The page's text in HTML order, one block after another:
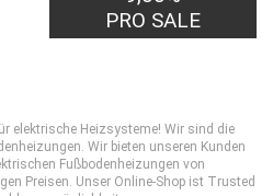
PRO SALE
elektrische Heizsysteme! Wir sind die
Wir bieten unseren Kunden
Fußbodenheizungen von
Preisen. Unser Online-Shop ist Trusted